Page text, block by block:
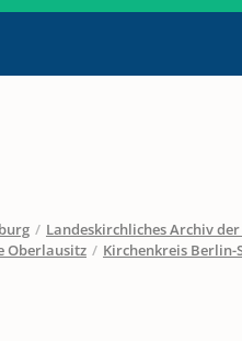
/ Landeskirchliches Archiv
Oberlausitz / Kirchenkreis Berlin-